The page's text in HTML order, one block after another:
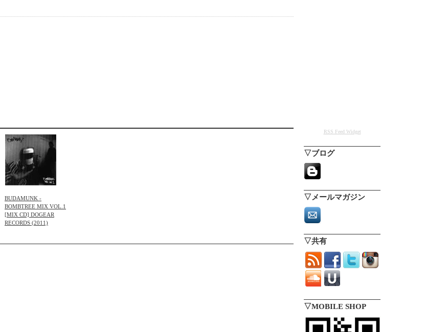
BUDAMUNK -
BOMBTREE MIX VOL.1
[MIX CD] DOGEAR
RECORDS (2011)
RSS Feed Widget
▽ブログ
▽メールマガジン
▽共有
▽MOBILE SHOP